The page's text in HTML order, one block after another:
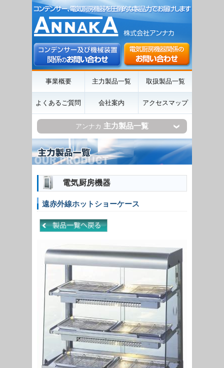
事業概要 主力製品一覧 取扱製品一覧
よくあるご質問 会社案内 アクセスマップ
アンナカ 主力製品一覧
電気厨房機器
遠赤外線ホットショーケース